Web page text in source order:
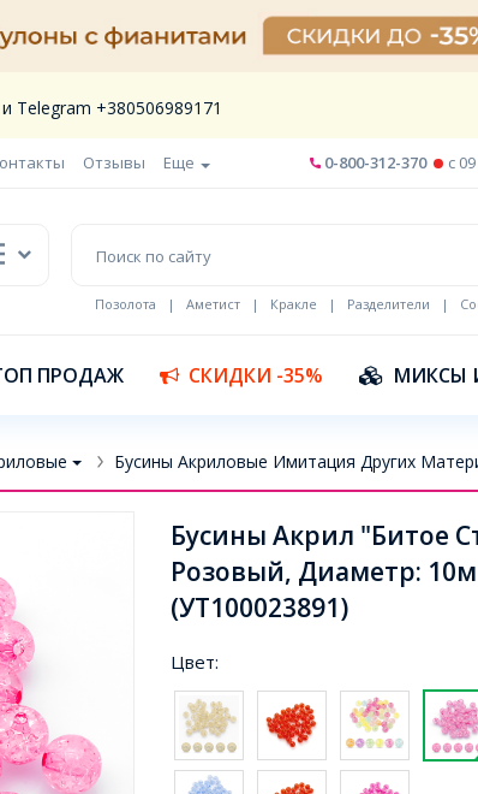
Telegram +380506989171
Отзывы Еще 0-800-312-370 c
Позолота | Аметист | Кракле | Разделители |
ПРОДАЖ СКИДКИ -35% МИКСЫ
Бусины Акриловые Имитация Других
Бусины Акрил "Битое
Розовый, Диаметр:
(УТ100023891)
Цвет: